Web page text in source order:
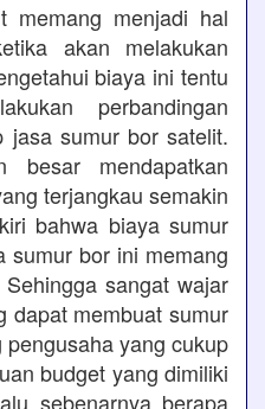
memang menjadi hal
akan melakukan
biaya ini tentu
perbandingan
jasa sumur bor satelit.
besar mendapatkan
terjangkau semakin
bahwa biaya sumur
sumur bor ini memang
sangat wajar
dapat membuat sumur
yang cukup
budget yang dimiliki
sebenarnya berapa